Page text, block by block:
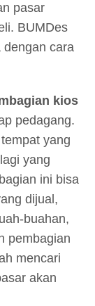
pasar
BUMDes
dengan cara
kios
pedagang.
yang
yang
ini bisa
dijual,
buahan,
pembagian
mencari
akan